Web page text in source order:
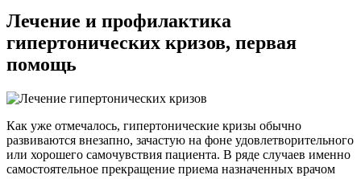
Лечение и профилактика
гипертонических кризов, первая
помощь
Как уже отмечалось, гипертонические кризы обычно
развиваются внезапно, зачастую на фоне удовлетворительного
или хорошего самочувствия пациента. В ряде случаев именно
самостоятельное прекращение приема назначенных врачом